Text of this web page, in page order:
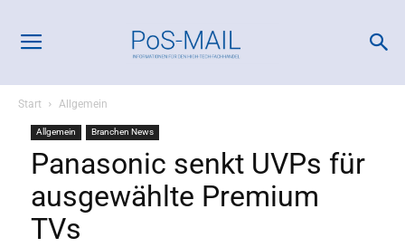
Start Allgemein
Allgemein Branchen News
Panasonic senkt UVPs für
ausgewählte Premium
TVs